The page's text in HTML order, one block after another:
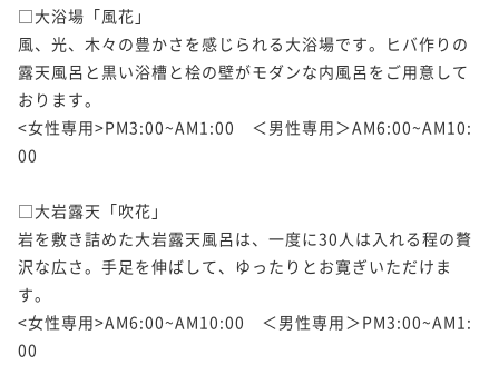
□大浴場「風花」
風、光、木々の豊かさを感じられる大浴場です。ヒバ作りの
露天風呂と黒い浴槽と桧の壁がモダンな内風呂をご用意して
おります。
<女性専用>PM3:00~AM1:00　＜男性専用＞AM6:00~AM10:
00
□大岩露天「吹花」
岩を敷き詰めた大岩露天風呂は、一度に30人は入れる程の贅
沢な広さ。手足を伸ばして、ゆったりとお寛ぎいただけま
す。
<女性専用>AM6:00~AM10:00　＜男性専用＞PM3:00~AM1:
00